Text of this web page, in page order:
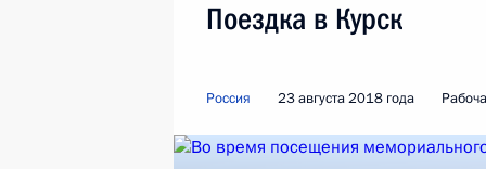
Поездка в Курск
Россия 23 августа 2018 года